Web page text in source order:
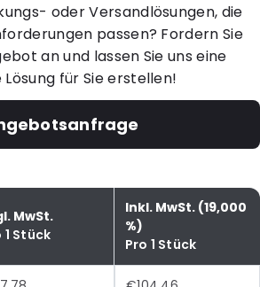
oder Versandlösungen, die
passen? Fordern Sie
an und lassen Sie uns eine
für Sie erstellen!
MwSt.
1 Stück
Inkl. MwSt. (19,000
%)
Pro 1 Stück